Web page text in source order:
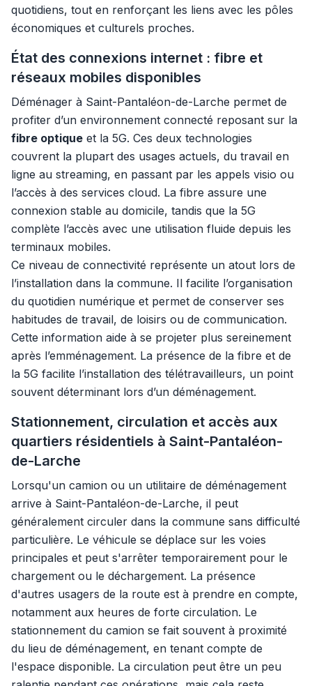
quotidiens, tout en renforçant les liens avec les pôles
économiques et culturels proches.
État des connexions internet : fibre et
réseaux mobiles disponibles
Déménager à Saint-Pantaléon-de-Larche permet de
profiter d’un environnement connecté reposant sur la
fibre optique et la 5G. Ces deux technologies
couvrent la plupart des usages actuels, du travail en
ligne au streaming, en passant par les appels visio ou
l’accès à des services cloud. La fibre assure une
connexion stable au domicile, tandis que la 5G
complète l’accès avec une utilisation fluide depuis les
terminaux mobiles.
Ce niveau de connectivité représente un atout lors de
l’installation dans la commune. Il facilite l’organisation
du quotidien numérique et permet de conserver ses
habitudes de travail, de loisirs ou de communication.
Cette information aide à se projeter plus sereinement
après l’emménagement. La présence de la fibre et de
la 5G facilite l’installation des télétravailleurs, un point
souvent déterminant lors d’un déménagement.
Stationnement, circulation et accès aux
quartiers résidentiels à Saint-Pantaléon-
de-Larche
Lorsqu'un camion ou un utilitaire de déménagement
arrive à Saint-Pantaléon-de-Larche, il peut
généralement circuler dans la commune sans difficulté
particulière. Le véhicule se déplace sur les voies
principales et peut s'arrêter temporairement pour le
chargement ou le déchargement. La présence
d'autres usagers de la route est à prendre en compte,
notamment aux heures de forte circulation. Le
stationnement du camion se fait souvent à proximité
du lieu de déménagement, en tenant compte de
l'espace disponible. La circulation peut être un peu